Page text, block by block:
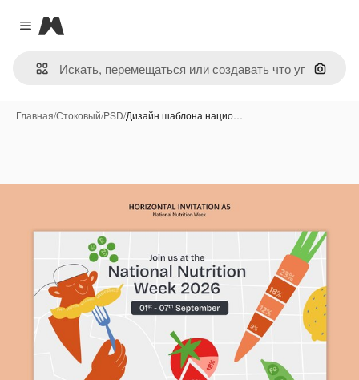
Close menu
Magnific
Поиск
Главная/Стоковый/PSD/Дизайн шаблона нацио…